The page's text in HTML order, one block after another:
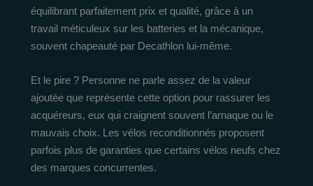
équilibrant parfaitement prix et qualité, grâce à un
travail méticuleux sur les batteries et la mécanique,
souvent chapeauté par Decathlon lui-même.
Et le pire ? Personne ne parle assez de la valeur
ajoutée que représente cette option pour rassurer les
acquéreurs, eux qui craignent souvent l’arnaque ou le
mauvais choix. Les vélos reconditionnés proposent
parfois plus de garanties que certains vélos neufs chez
des marques concurrentes.